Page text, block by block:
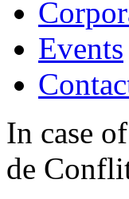
Events
In case
de